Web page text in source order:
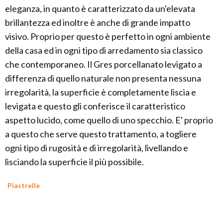
eleganza, in quanto è caratterizzato da un'elevata
brillantezza ed inoltre è anche di grande impatto
visivo. Proprio per questo è perfetto in ogni ambiente
della casa ed in ogni tipo di arredamento sia classico
che contemporaneo. Il Gres porcellanato levigato a
differenza di quello naturale non presenta nessuna
irregolarità, la superficie è completamente liscia e
levigata e questo gli conferisce il caratteristico
aspetto lucido, come quello di uno specchio. E' proprio
a questo che serve questo trattamento, a togliere
ogni tipo di rugosità e di irregolarità, livellando e
lisciando la superficie il più possibile.
Piastrelle